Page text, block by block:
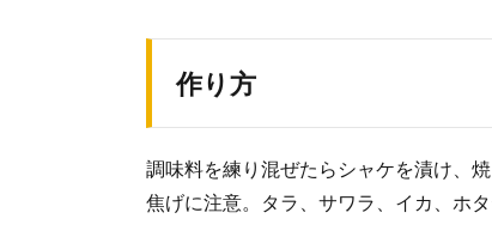
作り方
調味料を練り混ぜたらシャケを漬け、
焦げに注意。タラ、サワラ、イカ、ホタ